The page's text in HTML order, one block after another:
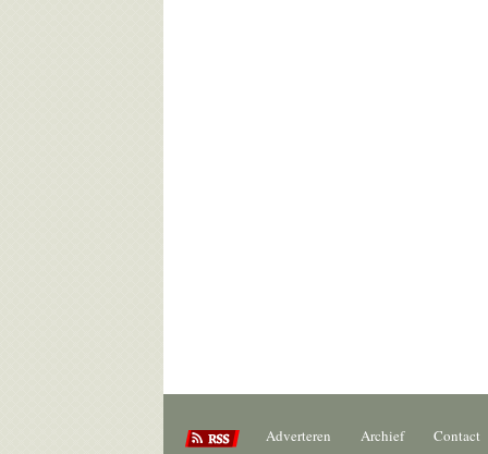
Adverteren Archief Contact